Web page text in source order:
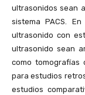
ultrasonidos sean
sistema PACS.
ultrasonido con
ultrasonido sean
como tomografías
para estudios
estudios